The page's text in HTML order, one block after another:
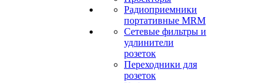
Радиоприемники
портативные MRM
Сетевые фильтры и
удлинители
розеток
Переходники для
розеток